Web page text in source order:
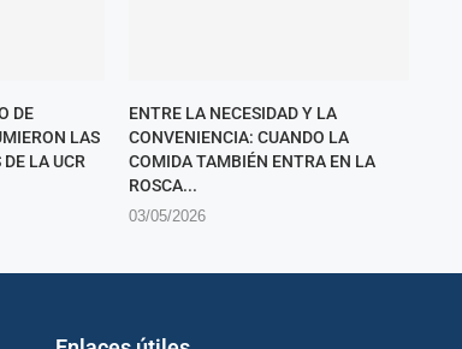
DE
LAS
LA UCR
ENTRE LA NECESIDAD Y LA
CONVENIENCIA: CUANDO LA
COMIDA TAMBIÉN ENTRA EN LA
ROSCA...
03/05/2026